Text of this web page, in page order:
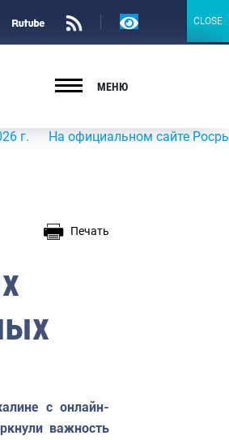
Версия
МЕНЮ
На официальном сайте
Печать
с онлайн-
важность
CLOSE
CLOSE